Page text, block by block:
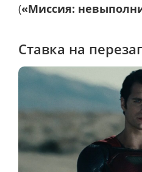
(«Миссия:
Ставка на